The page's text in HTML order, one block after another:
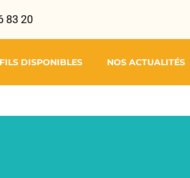
83 20
DISPONIBLES NOS ACTUALITÉS